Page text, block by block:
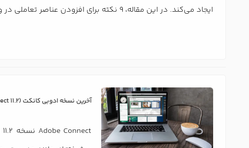
ایجاد می‌کند. در این مقاله، 9 نکته برای افزودن عناصر تعاملی در وبینار ها و ارائه های وب كنفرانس خواهیم گفت.
آخرین نسخه ادوبی کانکت (Adobe Connect 11.2) چه در چنته دارد؟